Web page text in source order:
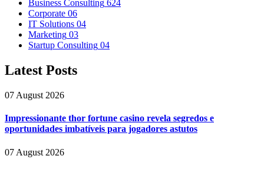
Business Consulting 624
Corporate 06
IT Solutions 04
Marketing 03
Startup Consulting 04
Latest Posts
07 August 2026
Impressionante thor fortune casino revela segredos e
oportunidades imbatíveis para jogadores astutos
07 August 2026